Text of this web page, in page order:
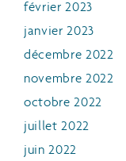
février 2023
janvier 2023
décembre 2022
novembre 2022
octobre 2022
juillet 2022
juin 2022